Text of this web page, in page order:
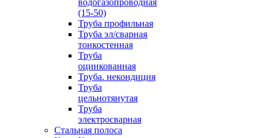
водогазопроводная
(15-50)
Труба профильная
Труба эл/сварная
тонкостенная
Труба
оцинкованная
Труба. некондиция
Труба
цельнотянутая
Труба
электросварная
Стальная полоса